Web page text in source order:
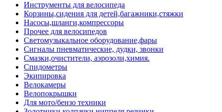
Инструменты для велосипеда
Корзины,сидения для детей,багажники,стяжки
Насосы,шланги,компрессоры
Прочее для велосипедов
Светомузыкальное оборудование,фары
Сигналы пневматические, дудки, звонки
Смазки,очистители, аэрозоли,химия.
Спидометры
Экипировка
Велокамеры
Велопокрышки
Для мото/бензо техники